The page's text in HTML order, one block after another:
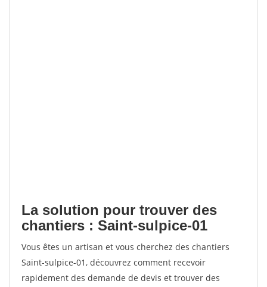
La solution pour trouver des
chantiers : Saint-sulpice-01
Vous êtes un artisan et vous cherchez des chantiers
Saint-sulpice-01, découvrez comment recevoir
rapidement des demande de devis et trouver des